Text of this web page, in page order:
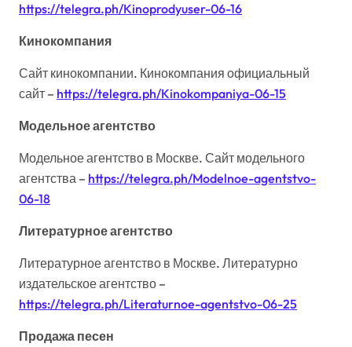
https://telegra.ph/Kinoprodyuser-06-16
Кинокомпания
Сайт кинокомпании. Кинокомпания официальный
сайт – https://telegra.ph/Kinokompaniya-06-15
Модельное агентство
Модельное агентство в Москве. Сайт модельного
агентства – https://telegra.ph/Modelnoe-agentstvo-
06-18
Литературное агентство
Литературное агентство в Москве. Литературно
издательское агентство –
https://telegra.ph/Literaturnoe-agentstvo-06-25
Продажа песен